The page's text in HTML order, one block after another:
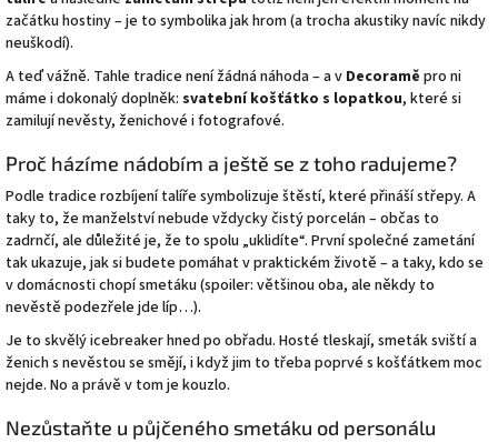
začátku hostiny – je to symbolika jak hrom (a trocha akustiky navíc nikdy
neuškodí).
A teď vážně. Tahle tradice není žádná náhoda – a v Decoramě pro ni
máme i dokonalý doplněk: svatební košťátko s lopatkou, které si
zamilují nevěsty, ženichové i fotografové.
Proč házíme nádobím a ještě se z toho radujeme?
Podle tradice rozbíjení talíře symbolizuje štěstí, které přináší střepy. A
taky to, že manželství nebude vždycky čistý porcelán – občas to
zadrnčí, ale důležité je, že to spolu „uklidíte“. První společné zametání
tak ukazuje, jak si budete pomáhat v praktickém životě – a taky, kdo se
v domácnosti chopí smetáku (spoiler: většinou oba, ale někdy to
nevěstě podezřele jde líp…).
Je to skvělý icebreaker hned po obřadu. Hosté tleskají, smeták sviští a
ženich s nevěstou se smějí, i když jim to třeba poprvé s košťátkem moc
nejde. No a právě v tom je kouzlo.
Nezůstaňte u půjčeného smetáku od personálu